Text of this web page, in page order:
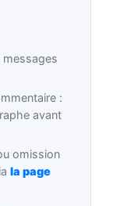
messages
:
avant
omission
la page